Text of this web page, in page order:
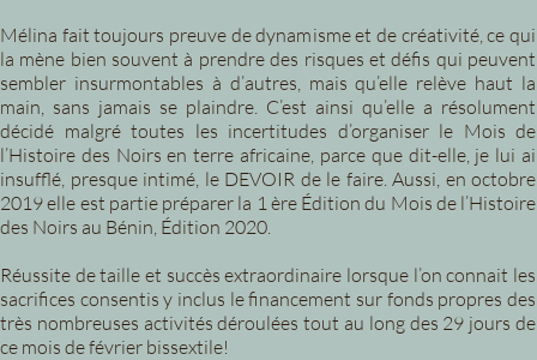
Mélina fait toujours preuve de dynamisme et de créativité, ce qui
la mène bien souvent à prendre des risques et défis qui peuvent
sembler insurmontables à d’autres, mais qu’elle relève haut la
main, sans jamais se plaindre. C’est ainsi qu’elle a résolument
décidé malgré toutes les incertitudes d’organiser le Mois de
l’Histoire des Noirs en terre africaine, parce que dit-elle, je lui ai
insufflé, presque intimé, le DEVOIR de le faire. Aussi, en octobre
2019 elle est partie préparer la 1 ère Édition du Mois de l’Histoire
des Noirs au Bénin, Édition 2020.
Réussite de taille et succès extraordinaire lorsque l’on connait les
sacrifices consentis y inclus le financement sur fonds propres des
très nombreuses activités déroulées tout au long des 29 jours de
ce mois de février bissextile!